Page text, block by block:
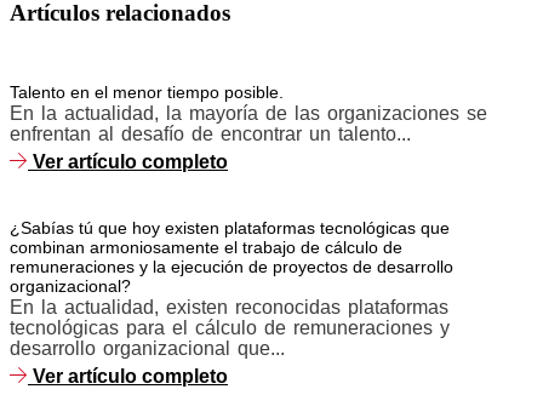
Artículos relacionados
Talento en el menor tiempo posible.
En la actualidad, la mayoría de las organizaciones se
enfrentan al desafío de encontrar un talento...
Ver artículo completo
¿Sabías tú que hoy existen plataformas tecnológicas que
combinan armoniosamente el trabajo de cálculo de
remuneraciones y la ejecución de proyectos de desarrollo
organizacional?
En la actualidad, existen reconocidas plataformas
tecnológicas para el cálculo de remuneraciones y
desarrollo organizacional que...
Ver artículo completo